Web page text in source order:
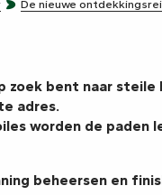
De nieuwe
zoek bent naar steile
adres.
worden de
beheersen en